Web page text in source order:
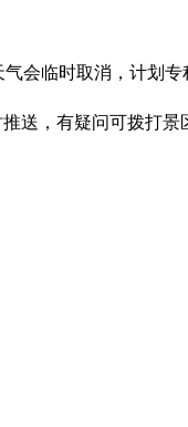
会临时取消，计划
送，有疑问可拨打景